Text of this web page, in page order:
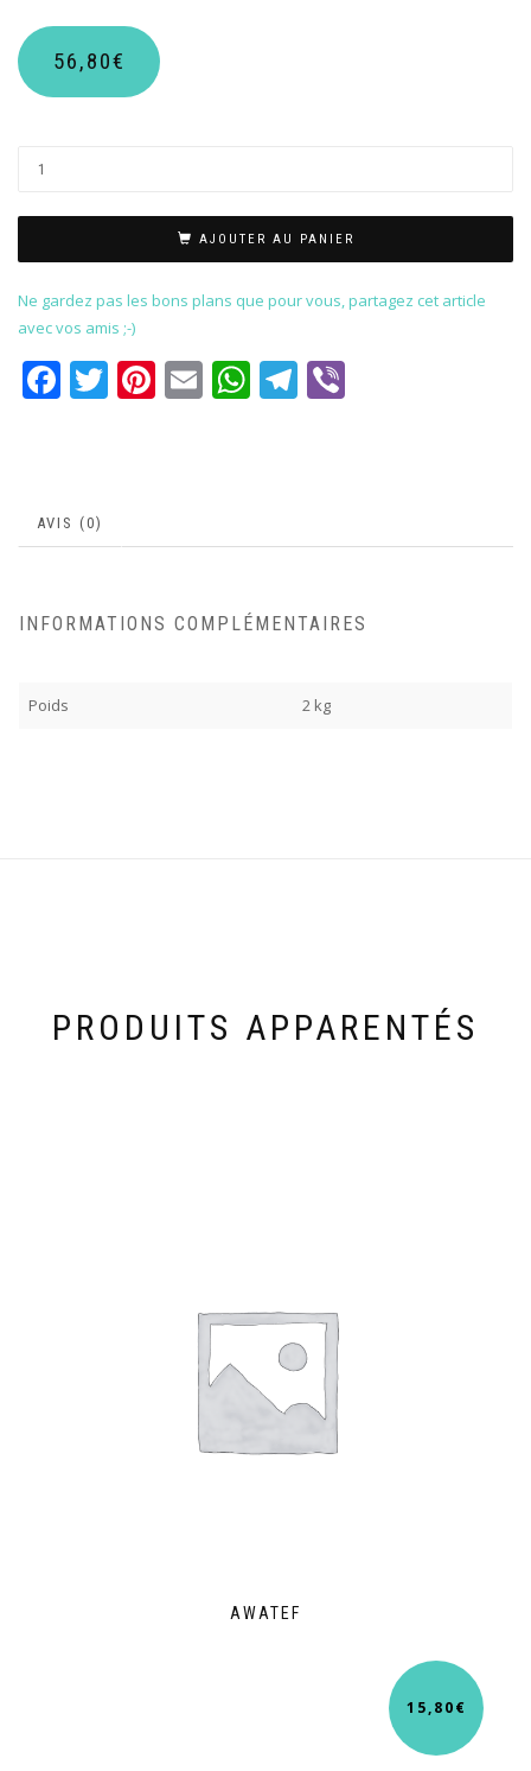
56,80€
AJOUTER AU PANIER
Ne gardez pas les bons plans que pour vous, partagez cet article
avec vos amis ;-)
Facebook
Twitter
Pinterest
EmailWhatsApp
Telegram
AVIS (0)
INFORMATIONS COMPLÉMENTAIRES
Poids 2 kg
PRODUITS APPARENTÉS
AWATEF
15,80€